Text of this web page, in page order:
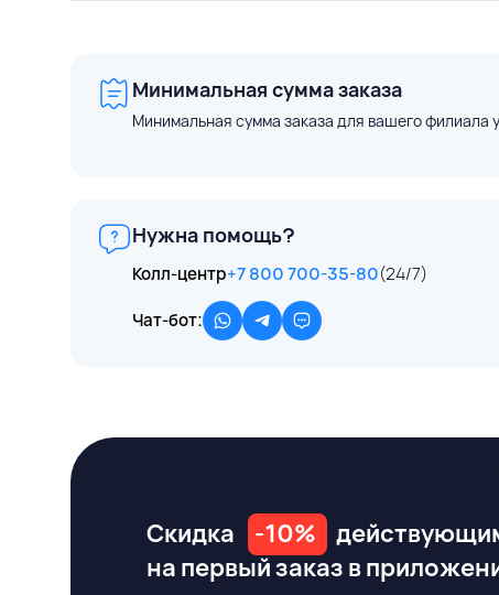
Минимальная сумма заказа
Минимальная сумма заказа для вашего филиала
Нужна помощь?
Колл-центр+7 800 700-35-80(24/7)
Чат-бот:
Скидка -10%
на первый заказ в